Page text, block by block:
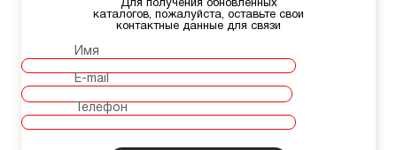
Для получения обновленных
каталогов, пожалуйста, оставьте свои
контактные данные для связи
Имя
E-mail
Телефон